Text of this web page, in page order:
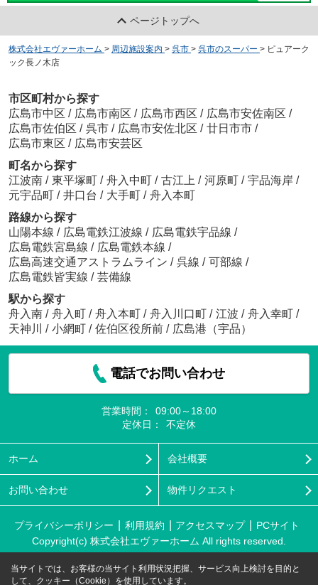
ページトップへ
株式会社エヴァーホーム > 周辺施設案内 > 呉市 > 呉市のスーパー > ピュアーク
ック長ノ木店
市区町村から探す
広島市中区 / 広島市南区 / 広島市西区 / 広島市安佐南区 /
広島市佐伯区 / 呉市 / 広島市安佐北区 / 廿日市市 /
広島市東区 / 広島市安芸区
町名から探す
江波南 / 東平塚町 / 舟入中町 / 古江上 / 河原町 / 宇品海岸 /
元宇品町 / 井口台 / 大手町 / 舟入本町
路線から探す
山陽本線 / 広島電鉄江波線 / 広島電鉄宇品線 /
広島電鉄宮島線 / 広島電鉄本線 /
広島高速交通アストラムライン / 呉線 / 可部線 /
広島電鉄皆実線 / 芸備線
駅から探す
舟入南 / 舟入町 / 舟入本町 / 舟入川口町 / 江波 / 舟入幸町 /
天神川
/ 小網町 / 佐伯区役所前 / 広島港（宇品）
電話でお問い合わせ
営業時間：
09:00～18:00
定休日：
不定休
ホーム 会社概要
お問い合わせ 物件リクエスト
プライバシーポリシー 利用規約 アクセスマップ
PCサイト
Copyright(c) 株式会社エヴァーホーム All rights reserved.
当サイトでは、お客様の当サイト利用状況把握、サービス向上検討を目的と
して、クッキー（Cookie）を使用しています。